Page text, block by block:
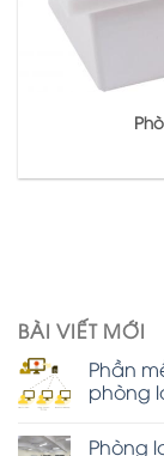
BÀI VIẾT MỚI
Phần
phòng
Phòng